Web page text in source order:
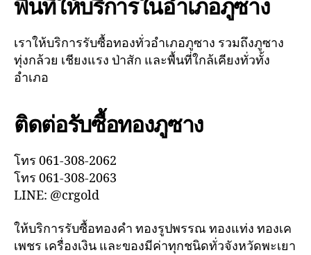
พื้นที่ให้บริการในอำเภอภูซาง
เราให้บริการรับซื้อทองทั่วอำเภอภูซาง รวมถึงภูซาง
ทุ่งกล้วย เชียงแรง ป่าสัก และพื้นที่ใกล้เคียงทั่วทั้ง
อำเภอ
ติดต่อรับซื้อทองภูซาง
โทร 061-308-2062
โทร 061-308-2063
LINE: @crgold
ให้บริการรับซื้อทองคำ ทองรูปพรรณ ทองแท่ง ทองเค
เพชร เครื่องเงิน และของมีค่าทุกชนิดทั่วจังหวัดพะเยา